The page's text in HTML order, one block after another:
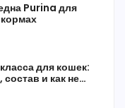
Purina для
для кошек:
и как не